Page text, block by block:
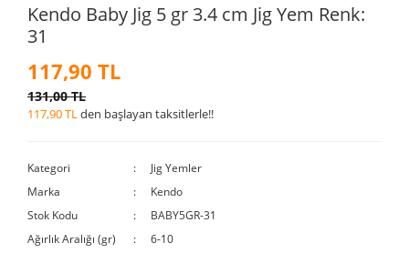
Kendo Baby Jig 5 gr 3.4 cm Jig Yem Renk:
31
117,90 TL
131,00 TL
117,90 TLden başlayan taksitlerle!!
Kategori
Jig Yemler
Marka
Kendo
Stok Kodu
BABY5GR-31
Ağırlık Aralığı (gr)
6-10